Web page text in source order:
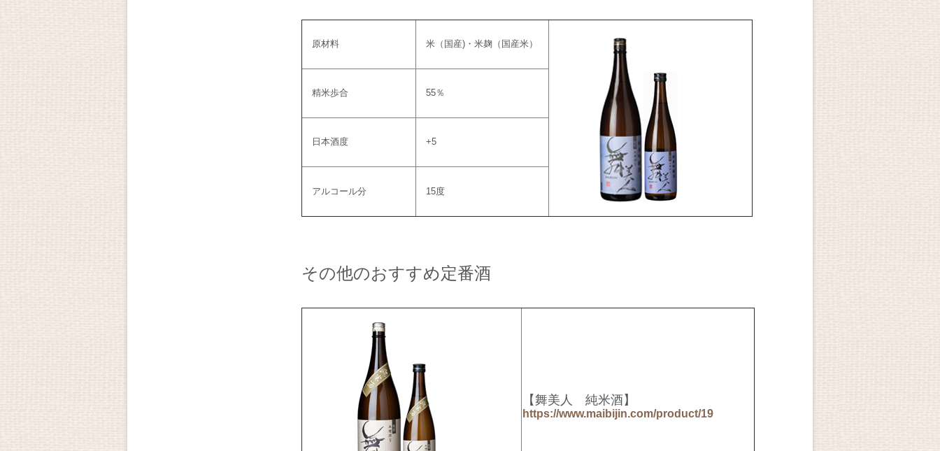
原材料 米（国産)・米麹（国産米）
精米歩合 55％
日本酒度 +5
アルコール分 15度
その他のおすすめ定番酒
【 舞美人 純米酒】
https://www.maibijin.com/product/19